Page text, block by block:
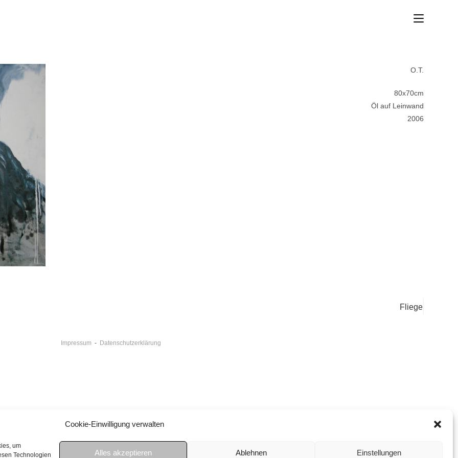
Cookie-Einwilligung verwalten
um
Technologien
Alles akzeptieren Ablehnen Einstellungen
O.T.
80x70cm
Öl auf Leinwand
2006
Fliege
Impressum - Datenschutzerklärung